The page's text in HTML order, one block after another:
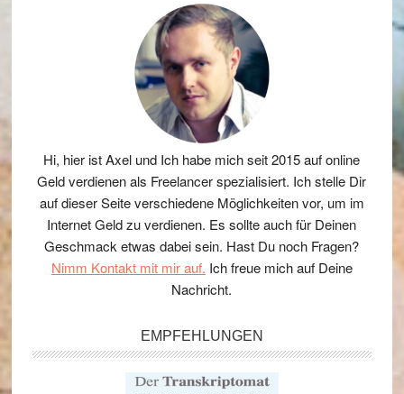
Hi, hier ist Axel und Ich habe mich seit 2015 auf online
Geld verdienen als Freelancer spezialisiert. Ich stelle Dir
auf dieser Seite verschiedene Möglichkeiten vor, um im
Internet Geld zu verdienen. Es sollte auch für Deinen
Geschmack etwas dabei sein. Hast Du noch Fragen?
Nimm Kontakt mit mir auf. Ich freue mich auf Deine
Nachricht.
EMPFEHLUNGEN